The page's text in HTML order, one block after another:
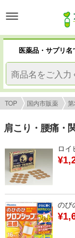
医薬品・サプリ名
TOP 国内市販薬
肩こり・腰痛・
ロイ
のび